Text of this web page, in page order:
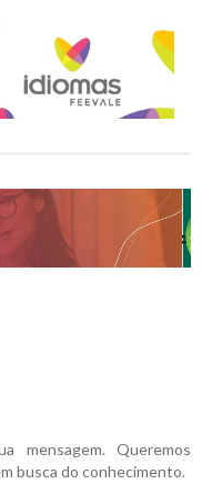
mensagem. Queremos
busca do conhecimento.